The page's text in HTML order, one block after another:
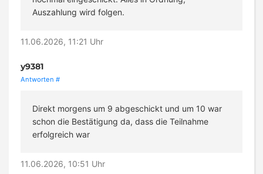
Auszahlung wird folgen.
11.06.2026, 11:21 Uhr
y9381
Antworten #
Direkt morgens um 9 abgeschickt und um 10 war
schon die Bestätigung da, dass die Teilnahme
erfolgreich war
11.06.2026, 10:51 Uhr